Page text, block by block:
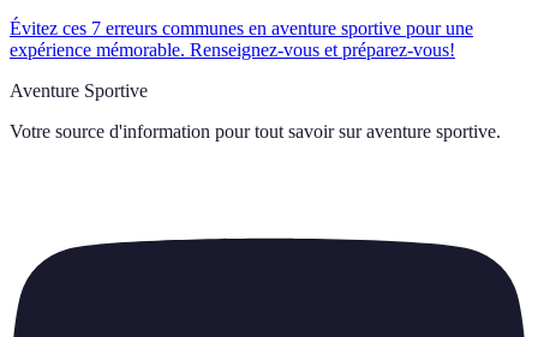
Évitez ces 7 erreurs communes en aventure sportive pour une
expérience mémorable. Renseignez-vous et préparez-vous!
Aventure Sportive
Votre source d'information pour tout savoir sur aventure sportive.